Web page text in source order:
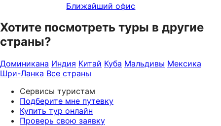
Ближайший офис
Хотите посмотреть туры в другие
страны?
Доминикана Индия Китай Куба Мальдивы Мексика
Шри-Ланка Все страны
Сервисы туристам
Подберите мне путевку
Купить тур онлайн
Проверь свою заявку